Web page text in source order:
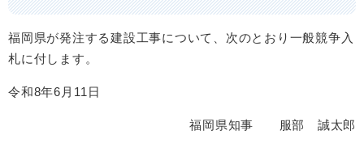
福岡県が発注する建設工事について、次のとおり一般競争入
札に付します。
令和8年6月11日
福岡県知事 服部 誠太郎